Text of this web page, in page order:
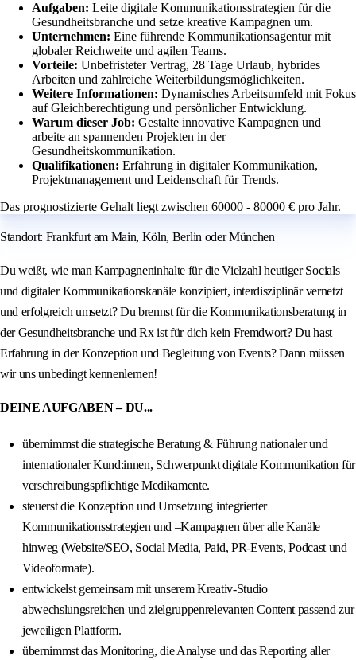
Aufgaben: Leite digitale Kommunikationsstrategien für die
Gesundheitsbranche und setze kreative Kampagnen um.
Unternehmen: Eine führende Kommunikationsagentur mit
globaler Reichweite und agilen Teams.
Vorteile: Unbefristeter Vertrag, 28 Tage Urlaub, hybrides
Arbeiten und zahlreiche Weiterbildungsmöglichkeiten.
Weitere Informationen: Dynamisches Arbeitsumfeld mit Fokus
auf Gleichberechtigung und persönlicher Entwicklung.
Warum dieser Job: Gestalte innovative Kampagnen und
arbeite an spannenden Projekten in der
Gesundheitskommunikation.
Qualifikationen: Erfahrung in digitaler Kommunikation,
Projektmanagement und Leidenschaft für Trends.
Das prognostizierte Gehalt liegt zwischen 60000 - 80000 € pro Jahr.
Standort: Frankfurt am Main, Köln, Berlin oder München
Du weißt, wie man Kampagneninhalte für die Vielzahl heutiger Socials
und digitaler Kommunikationskanäle konzipiert, interdisziplinär vernetzt
und erfolgreich umsetzt? Du brennst für die Kommunikationsberatung in
der Gesundheitsbranche und Rx ist für dich kein Fremdwort? Du hast
Erfahrung in der Konzeption und Begleitung von Events? Dann müssen
wir uns unbedingt kennenlernen!
DEINE AUFGABEN – DU...
übernimmst die strategische Beratung & Führung nationaler und
internationaler Kund:innen, Schwerpunkt digitale Kommunikation für
verschreibungspflichtige Medikamente.
steuerst die Konzeption und Umsetzung integrierter
Kommunikationsstrategien und –Kampagnen über alle Kanäle
hinweg (Website/SEO, Social Media, Paid, PR-Events, Podcast und
Videoformate).
entwickelst gemeinsam mit unserem Kreativ-Studio
abwechslungsreichen und zielgruppenrelevanten Content passend zur
jeweiligen Plattform.
übernimmst das Monitoring, die Analyse und das Reporting aller